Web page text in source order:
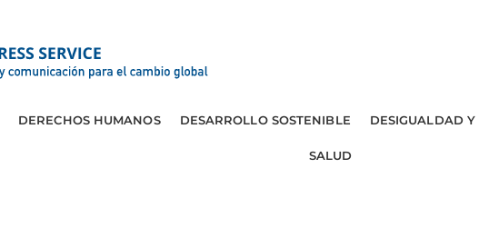
DERECHOS HUMANOS DESARROLLO SOSTENIBLE DESIGUALDAD
SALUD